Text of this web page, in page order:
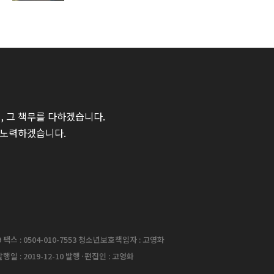
그 책무를 다하겠습니다.
력하겠습니다.
스 : 0504-010-7553 청소년보호책임자 : 고영화
일 : 2019-12-10 발행·편집인 : 고영화